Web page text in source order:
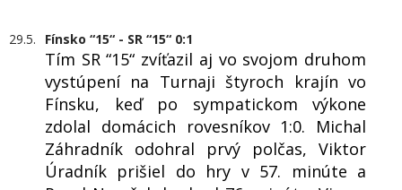
29.5. Fínsko “15“ - SR “15“ 0:1
Tím SR “15“ zvíťazil aj vo svojom druhom
vystúpení na Turnaji štyroch krajín vo
Fínsku, keď po sympatickom výkone
zdolal domácich rovesníkov 1:0. Michal
Záhradník odohral prvý polčas, Viktor
Úradník prišiel do hry v 57. minúte a